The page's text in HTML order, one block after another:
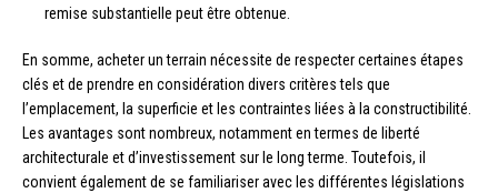
remise substantielle peut être obtenue.
En somme, acheter un terrain nécessite de respecter certaines étapes
clés et de prendre en considération divers critères tels que
l’emplacement, la superficie et les contraintes liées à la constructibilité.
Les avantages sont nombreux, notamment en termes de liberté
architecturale et d’investissement sur le long terme. Toutefois, il
convient également de se familiariser avec les différentes législations